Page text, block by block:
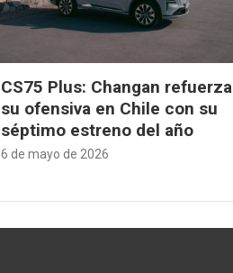
CS75 Plus: Changan refuerza
su ofensiva en Chile con su
séptimo estreno del año
6 de mayo de 2026